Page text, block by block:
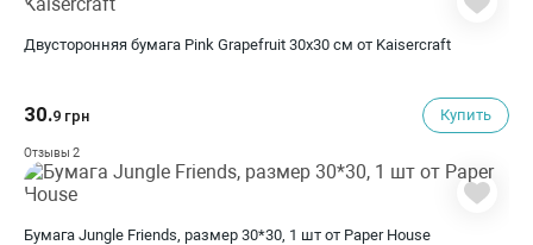
Двусторонняя бумага Pink Grapefruit 30х30 см от Kaisercraft
30.9 грн Купить
Отзывы 2
Бумага Jungle Friends, размер 30*30, 1 шт от Paper House